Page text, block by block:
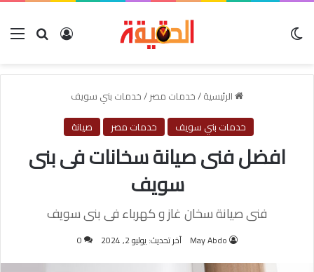
بحث عنتسجيل
الرئيسية/خدمات مصر/خدمات بني سويف
خدمات بني سويف
خدمات مصر صيانة
افضل فنى صيانة سخانات فى بنى
سويف
فنى صيانة سخان غاز و كهرباء فى بنى سويف
May Abdo آخر تحديث: يوليو 2, 2024 0